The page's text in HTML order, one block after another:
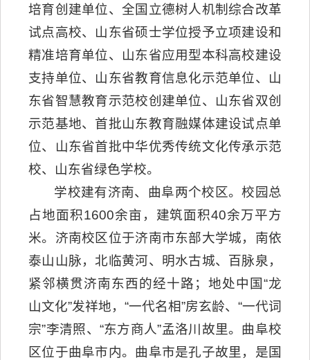
培育创建单位、全国立德树人机制综合改革
试点高校、山东省硕士学位授予立项建设和
精准培育单位、山东省应用型本科高校建设
支持单位、山东省教育信息化示范单位、山
东省智慧教育示范校创建单位、山东省双创
示范基地、首批山东教育融媒体建设试点单
位、山东省首批中华优秀传统文化传承示范
校、山东省绿色学校。
学校建有济南、曲阜两个校区。校园总
占地面积1600余亩，建筑面积40余万平方
米。济南校区位于济南市东部大学城，南依
泰山山脉，北临黄河、明水古城、百脉泉，
紧邻横贯济南东西的经十路；地处中国“龙
山文化”发祥地，“一代名相”房玄龄、“一代词
宗”李清照、“东方商人”孟洛川故里。曲阜校
区位于曲阜市内。曲阜市是孔子故里，是国